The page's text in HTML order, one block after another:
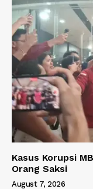
Kasus Korupsi
Orang Saksi
August 7, 2026